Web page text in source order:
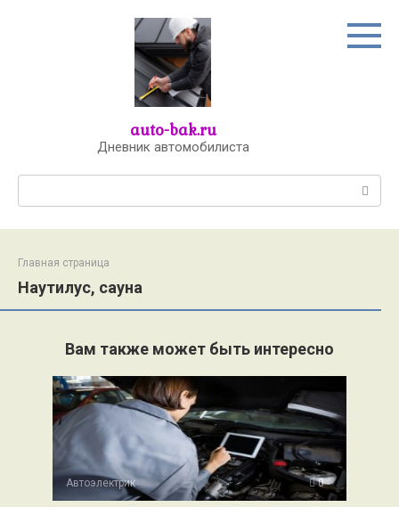
auto-bak.ru
Дневник автомобилиста
Главная страница
Наутилус, сауна
Вам также может быть интересно
Автоэлектрик 0